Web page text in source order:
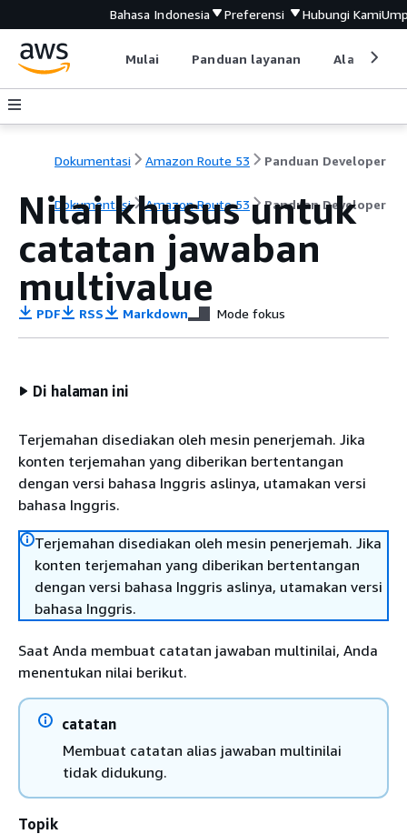
Bahasa Indonesia Preferensi Hubungi Kami
Mulai Panduan layanan Alat
Dokumentasi Amazon Route 53 Panduan Developer
Dokumentasi Amazon Route 53 Panduan Developer
Nilai khusus untuk
catatan jawaban
multivalue
PDF RSS Markdown Mode fokus
Di halaman ini
Terjemahan disediakan oleh mesin penerjemah. Jika
konten terjemahan yang diberikan bertentangan
dengan versi bahasa Inggris aslinya, utamakan versi
bahasa Inggris.
Terjemahan disediakan oleh mesin penerjemah. Jika
konten terjemahan yang diberikan bertentangan
dengan versi bahasa Inggris aslinya, utamakan versi
bahasa Inggris.
Saat Anda membuat catatan jawaban multinilai, Anda
menentukan nilai berikut.
catatan
Membuat catatan alias jawaban multinilai
tidak didukung.
Topik